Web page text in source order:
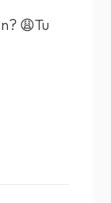
😩Tu